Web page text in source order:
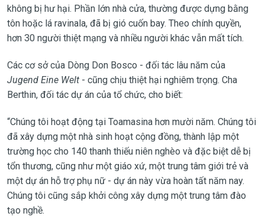
không bị hư hại. Phần lớn nhà cửa, thường được dựng bằng
tôn hoặc lá ravinala, đã bị gió cuốn bay. Theo chính quyền,
hơn 30 người thiệt mạng và nhiều người khác vẫn mất tích.
Các cơ sở của Dòng Don Bosco - đối tác lâu năm của
Jugend Eine Welt - cũng chịu thiệt hại nghiêm trọng. Cha
Berthin, đối tác dự án của tổ chức, cho biết:
“Chúng tôi hoạt động tại Toamasina hơn mười năm. Chúng tôi
đã xây dựng một nhà sinh hoạt cộng đồng, thành lập một
trường học cho 140 thanh thiếu niên nghèo và đặc biệt dễ bị
tổn thương, cũng như một giáo xứ, một trung tâm giới trẻ và
một dự án hỗ trợ phụ nữ - dự án này vừa hoàn tất năm nay.
Chúng tôi cũng sắp khởi công xây dựng một trung tâm đào
tạo nghề.